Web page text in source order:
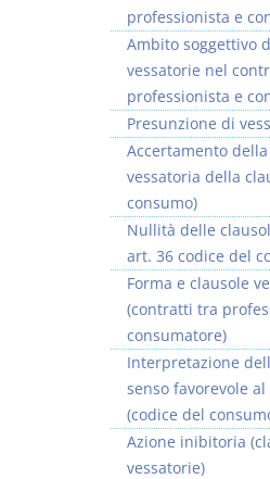
professionista e
Ambito soggettivo
vessatorie nel
professionista e
Presunzione di
Accertamento
vessatoria della
consumo)
Nullità delle
art. 36 codice del
Forma e clausole
(contratti tra
consumatore)
Interpretazione
senso favorevole
(codice del
Azione inibitoria
vessatorie)